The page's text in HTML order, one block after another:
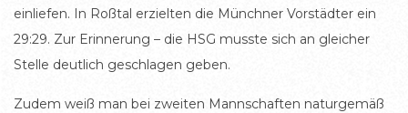
einliefen. In Roßtal erzielten die Münchner Vorstädter ein
29:29. Zur Erinnerung – die HSG musste sich an gleicher
Stelle deutlich geschlagen geben.
Zudem weiß man bei zweiten Mannschaften naturgemäß